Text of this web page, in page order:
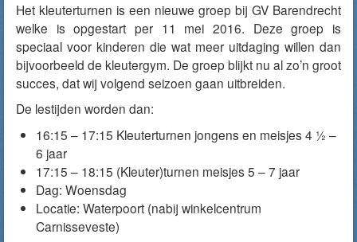
Het kleuterturnen is een nieuwe groep bij GV Barendrecht
welke is opgestart per 11 mei 2016. Deze groep is
speciaal voor kinderen die wat meer uitdaging willen dan
bijvoorbeeld de kleutergym. De groep blijkt nu al zo’n groot
succes, dat wij volgend seizoen gaan uitbreiden.
De lestijden worden dan:
16:15 – 17:15 Kleuterturnen jongens en meisjes 4 ½ –
6 jaar
17:15 – 18:15 (Kleuter)turnen meisjes 5 – 7 jaar
Dag: Woensdag
Locatie: Waterpoort (nabij winkelcentrum
Carnisseveste)